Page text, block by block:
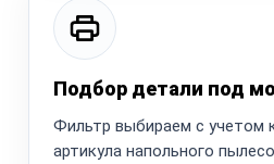
Подбор детали под
Фильтр выбираем с учетом
артикула напольного